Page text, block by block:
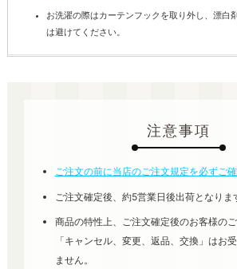
お洗濯の際はカーテンフックを取り外し、漂白
は避けてください。
注意事項
ご注文の前に当店のご注文規定を必ずご確
ご注文確定後、約5営業日後出荷となりま
商品の特性上、ご注文確定後のお客様の
「キャンセル、変更、返品、交換」はお
ません。